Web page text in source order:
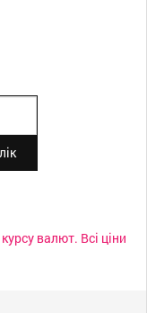
валют. Всі ціни